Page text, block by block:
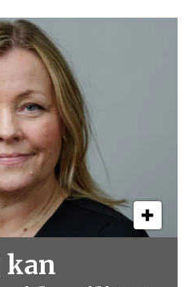
kan